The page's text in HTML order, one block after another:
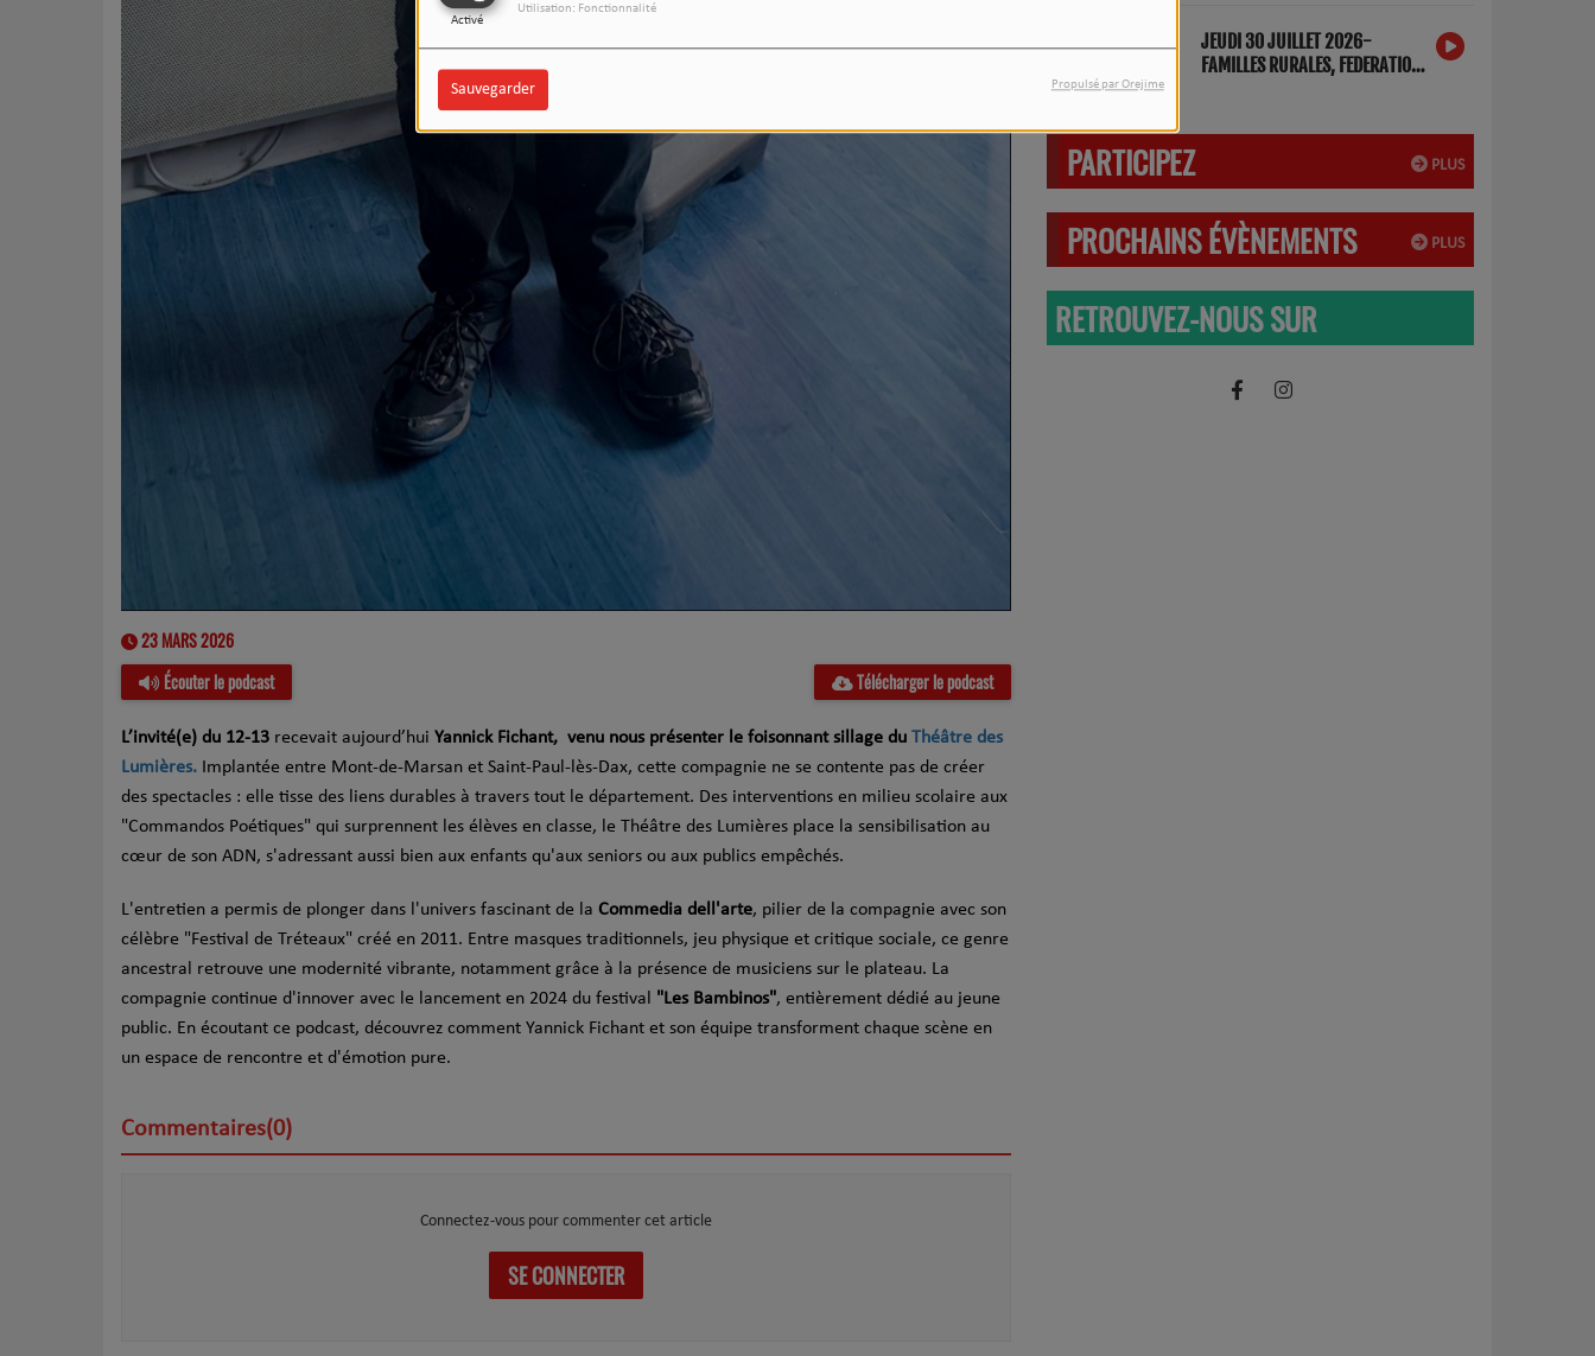
Activé
Utilisation: Fonctionnalité
Sauvegarder Propulsé par Orejime
23 MARS 2026
Écouter le podcast
Télécharger le podcast
L’invité(e) du 12-13 recevait aujourd’hui Yannick Fichant, venu nous présenter le foisonnant sillage du Théâtre des
Lumières. Implantée entre Mont-de-Marsan et Saint-Paul-lès-Dax, cette compagnie ne se contente pas de créer
des spectacles : elle tisse des liens durables à travers tout le département. Des interventions en milieu scolaire aux
"Commandos Poétiques" qui surprennent les élèves en classe, le Théâtre des Lumières place la sensibilisation au
cœur de son ADN, s'adressant aussi bien aux enfants qu'aux seniors ou aux publics empêchés.
L'entretien a permis de plonger dans l'univers fascinant de la Commedia dell'arte, pilier de la compagnie avec son
célèbre "Festival de Tréteaux" créé en 2011. Entre masques traditionnels, jeu physique et critique sociale, ce genre
ancestral retrouve une modernité vibrante, notamment grâce à la présence de musiciens sur le plateau. La
compagnie continue d'innover avec le lancement en 2024 du festival "Les Bambinos", entièrement dédié au jeune
public. En écoutant ce podcast, découvrez comment Yannick Fichant et son équipe transforment chaque scène en
un espace de rencontre et d'émotion pure.
Commentaires(0)
Connectez-vous pour commenter cet article
SE CONNECTER
JEUDI 30 JUILLET 2026-
FAMILLES RURALES, FEDERATION
PLUS
PARTICIPEZ
PLUS
PROCHAINS ÉVÈNEMENTS
RETROUVEZ-NOUS SUR